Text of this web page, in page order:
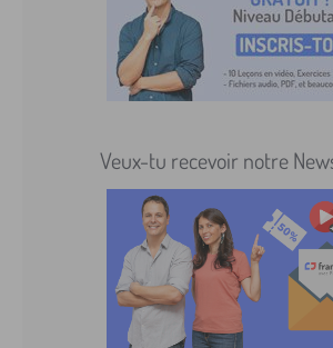
Veux-tu recevoir notre